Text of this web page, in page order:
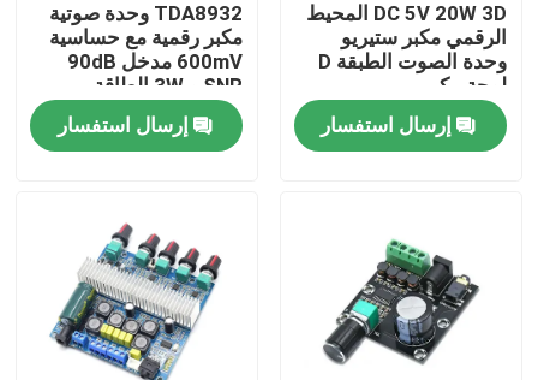
الصفحة الرئيسية
معلومات عنا
جولة في المصنع
DC 5V 20W 3D المحيط
الرقمي مكبر ستيريو
وحدة الصوت الطبقة D
لوحة مكبر
إرسال استفسار
TDA8932 وحدة صوتية
مكبر رقمية مع حساسية
600mV مدخل 90dB
SNR و 3W الطاقة
الخارجة
إرسال استفسار